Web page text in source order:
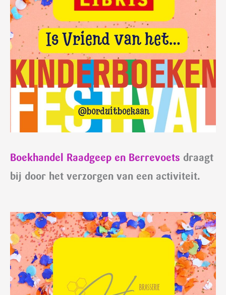
Boekhandel Raadgeep en Berrevoets draagt
bij door het verzorgen van een activiteit.